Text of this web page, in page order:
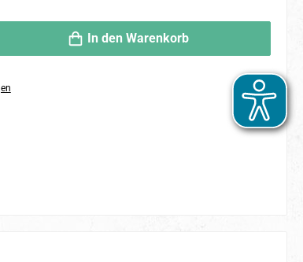
Wert ein oder benutze die Schaltflächen um die
In den Warenkorb